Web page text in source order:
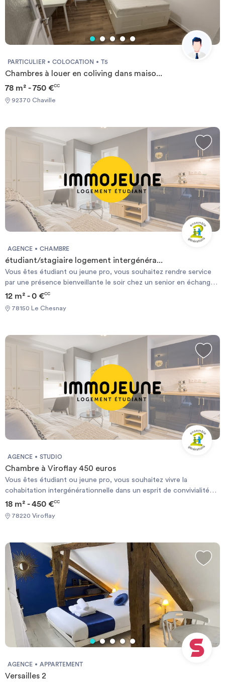
PARTICULIER COLOCATION T5
Chambres à louer en coliving dans maiso...
78 m² - 750 €CC
92370 Chaville
AGENCE CHAMBRE
étudiant/stagiaire logement intergénéra...
Vous êtes étudiant ou jeune pro, vous souhaitez rendre service
par une présence bienveillante le soir chez un senior en échange
d'un logement gratuit? Contactez Ensemble2Générations,
l'expert en logement intergénérationnel Mme Paineau 06 27 39
78 41 Chambre et salle de bain privée dans un cadre verdoyant,
Défense/St Lazare)
12 m² - 0 €CC
78150 Le Chesnay
AGENCE STUDIO
Chambre à Viroflay 450 euros
Vous êtes étudiant ou jeune pro, vous souhaitez vivre la
cohabitation intergénérationnelle dans un esprit de convivialité?
Contactez Ensemble2Générations, l'expert en logement
intergénérationnel Mme Paineau 06 27 39 78 41 Studio avec coin
cuisine et salle de bain privée dans un cadre verdoyant, transport
18 m² - 450 €CC
78220 Viroflay
AGENCE APPARTEMENT
Versailles 2